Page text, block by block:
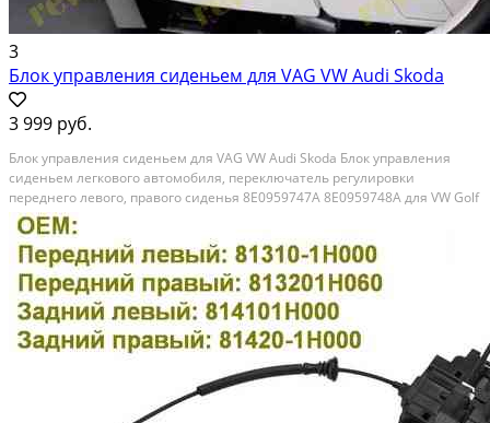
3
Блок управления сиденьем для VAG VW Audi Skoda
3 999 руб.
Блок управления сиденьем для VAG VW Audi Skoda Блок управления
сиденьем легкового автомобиля, переключатель регулировки
переднего левого, правого сиденья 8E0959747A 8E0959748A для VW Golf
MK5 Passat B6 Bora Audi A3 A4 S4 A6 S6 • Цена указана за один блок
управления сиденьем легкового автомобиля....